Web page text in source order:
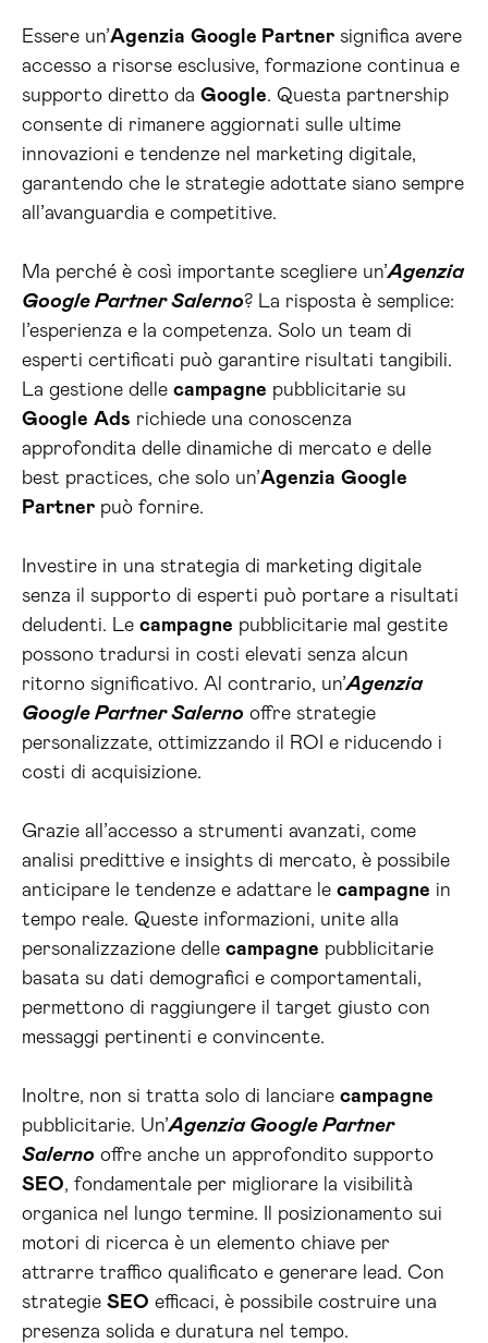
Essere un’Agenzia Google Partner significa avere
accesso a risorse esclusive, formazione continua e
supporto diretto da Google. Questa partnership
consente di rimanere aggiornati sulle ultime
innovazioni e tendenze nel marketing digitale,
garantendo che le strategie adottate siano sempre
all’avanguardia e competitive.
Ma perché è così importante scegliere un’Agenzia
Google Partner Salerno? La risposta è semplice:
l’esperienza e la competenza. Solo un team di
esperti certificati può garantire risultati tangibili.
La gestione delle campagne pubblicitarie su
Google Ads richiede una conoscenza
approfondita delle dinamiche di mercato e delle
best practices, che solo un’Agenzia Google
Partner può fornire.
Investire in una strategia di marketing digitale
senza il supporto di esperti può portare a risultati
deludenti. Le campagne pubblicitarie mal gestite
possono tradursi in costi elevati senza alcun
ritorno significativo. Al contrario, un’Agenzia
Google Partner Salerno offre strategie
personalizzate, ottimizzando il ROI e riducendo i
costi di acquisizione.
Grazie all’accesso a strumenti avanzati, come
analisi predittive e insights di mercato, è possibile
anticipare le tendenze e adattare le campagne in
tempo reale. Queste informazioni, unite alla
personalizzazione delle campagne pubblicitarie
basata su dati demografici e comportamentali,
permettono di raggiungere il target giusto con
messaggi pertinenti e convincente.
Inoltre, non si tratta solo di lanciare campagne
pubblicitarie. Un’Agenzia Google Partner
Salerno offre anche un approfondito supporto
SEO, fondamentale per migliorare la visibilità
organica nel lungo termine. Il posizionamento sui
motori di ricerca è un elemento chiave per
attrarre traffico qualificato e generare lead. Con
strategie SEO efficaci, è possibile costruire una
presenza solida e duratura nel tempo.